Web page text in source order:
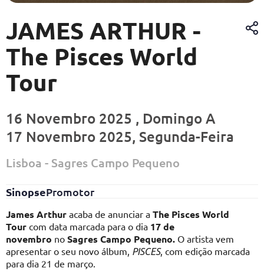
JAMES ARTHUR -
The Pisces World
Tour
16 Novembro 2025 , Domingo A
17 Novembro 2025, Segunda-Feira
Lisboa - Sagres Campo Pequeno
SinopsePromotor
James Arthur acaba de anunciar a The Pisces World
Tour com data marcada para o dia 17 de
novembro no Sagres Campo Pequeno. O artista vem
apresentar o seu novo álbum, PISCES, com edição marcada
para dia 21 de março.